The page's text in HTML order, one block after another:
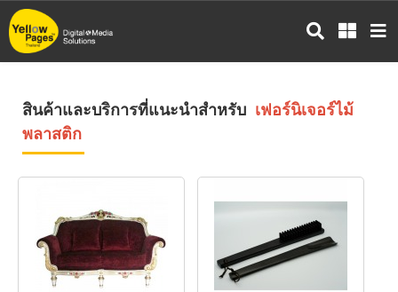
ข้าม
ไป
สินค้าและบริการที่แนะนำสำหรับ เฟอร์นิเจอร์ไม้
พลาสติก